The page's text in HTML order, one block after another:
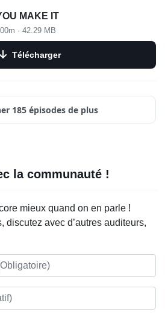
MAKE IT
· 42.29 MB
Télécharger
185 épisodes de plus
la communauté !
mieux quand on en parle !
discutez avec d’autres auditeurs,